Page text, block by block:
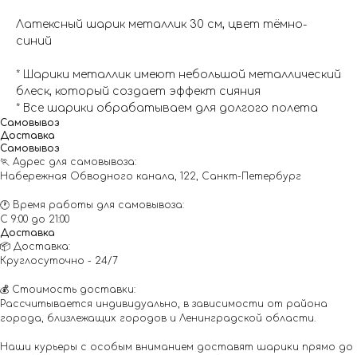
Латексный шарик металлик 30 см, цвет тёмно-
синий
* Шарики металлик имеют небольшой металлический
блеск, который создает эффект сияния
* Все шарики обрабатываем для долгого полета
Самовывоз
Доставка
Самовывоз
🏃 Адрес для самовывоза:
Набережная Обводного канала, 122, Санкт-Петербург
🕐 Время работы для самовывоза:
С 9:00 до 21:00
Доставка
📦 Доставка:
Круглосуточно - 24/7
💰 Стоимость доставки:
Рассчитывается индивидуально, в зависимости от района
города, близлежащих городов и Ленинградской области.
Наши курьеры с особым вниманием доставят шарики прямо до